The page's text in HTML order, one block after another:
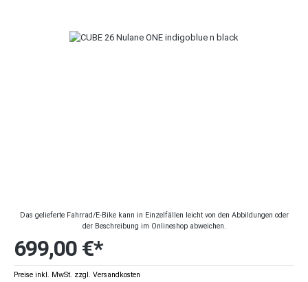
Das gelieferte Fahrrad/E-Bike kann in Einzelfällen leicht von den Abbildungen oder
der Beschreibung im Onlineshop abweichen.
699,00 €*
Preise inkl. MwSt. zzgl. Versandkosten